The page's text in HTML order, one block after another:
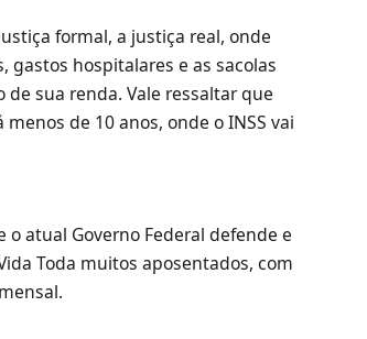
formal, a justiça real, onde
gastos hospitalares e as sacolas
sua renda. Vale ressaltar que
de 10 anos, onde o INSS vai
atual Governo Federal defende e
Toda muitos aposentados, com